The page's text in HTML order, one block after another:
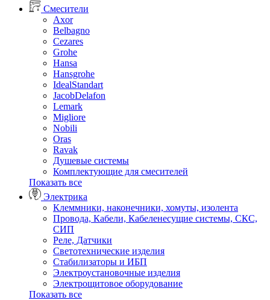
Смесители
Axor
Belbagno
Cezares
Grohe
Hansa
Hansgrohe
IdealStandart
JacobDelafon
Lemark
Migliore
Nobili
Oras
Ravak
Душевые системы
Комплектующие для смесителей
Показать все
Электрика
Клеммники, наконечники, хомуты, изолента
Провода, Кабели, Кабеленесущие системы, СКС,
СИП
Реле, Датчики
Светотехнические изделия
Стабилизаторы и ИБП
Электроустановочные изделия
Электрощитовое оборудование
Показать все